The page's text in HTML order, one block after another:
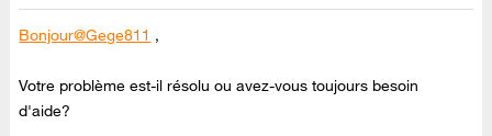
Bonjour@Gege811 ,
Votre problème est-il résolu ou avez-vous toujours besoin
d'aide?